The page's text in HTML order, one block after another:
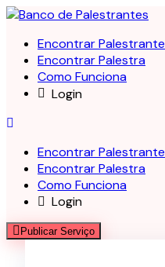
Skip
contentEncontrar Palestrante
Encontrar Palestra
Como Funciona
Login
Encontrar Palestrante
Encontrar Palestra
Como Funciona
Login
Publicar Serviço